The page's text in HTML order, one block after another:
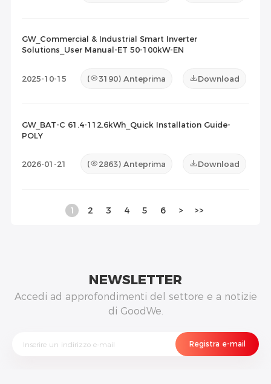
GW_Commercial & Industrial Smart Inverter
Solutions_User Manual-ET 50-100kW-EN
2025-10-15 ( 3190) Anteprima Download
GW_BAT-C 61.4-112.6kWh_Quick Installation Guide-
POLY
2026-01-21 ( 2863) Anteprima Download
1 2 3 4 5 6 > >>
NEWSLETTER
Accedi ad approfondimenti del settore e a notizie
di GoodWe.